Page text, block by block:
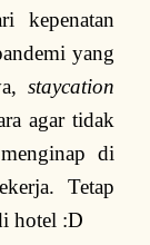
kepenatan
yang
staycation
agar tidak
di
Tetap
hotel :D